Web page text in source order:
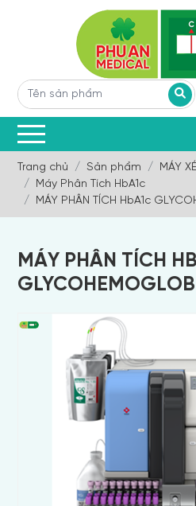
Trang chủ Sản phẩm
MÁY
Máy Phân Tích HbA1c
MÁY PHÂN TÍCH HbA1c
MÁY PHÂN TÍCH